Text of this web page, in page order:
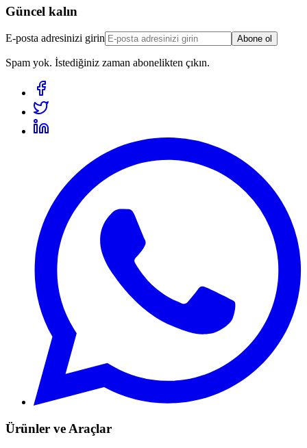
Güncel kalın
E-posta adresinizi girin Abone ol
Spam yok. İstediğiniz zaman abonelikten çıkın.
Ürünler ve Araçlar